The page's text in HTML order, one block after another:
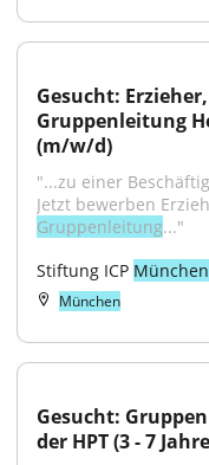
Gesucht:
Gruppenleitung
(m/w/d)
"...zu einer
Gruppenleitung..."
Stiftung ICP München
München
Gesucht:
der HPT (3 - 7